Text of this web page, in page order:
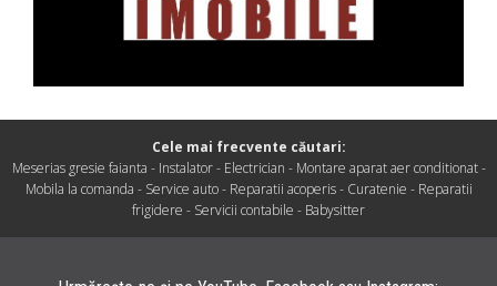
Cele mai frecvente căutari:
Meserias gresie faianta - Instalator- Electrician - Montare aparat aer conditionat-
Mobila la comanda - Service auto- Reparatii acoperis- Curatenie - Reparatii
frigidere - Servicii contabile - Babysitter